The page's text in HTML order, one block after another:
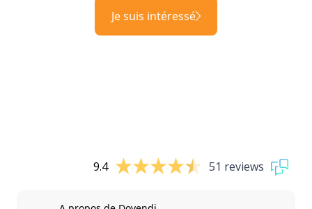
Je suis intéressé
9.4 51 reviews